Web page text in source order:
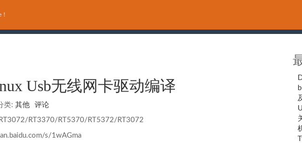
Usb无线网卡驱动编译
类: 其他 评论
RT3370/RT5370/RT5372/RT3072
s/1wAGma